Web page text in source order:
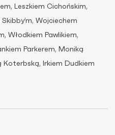
Leszkiem Cichońskim,
Wojciechem
Włodkiem Pawlikiem,
Parkerem, Moniką
Koterbską, Irkiem Dudkiem